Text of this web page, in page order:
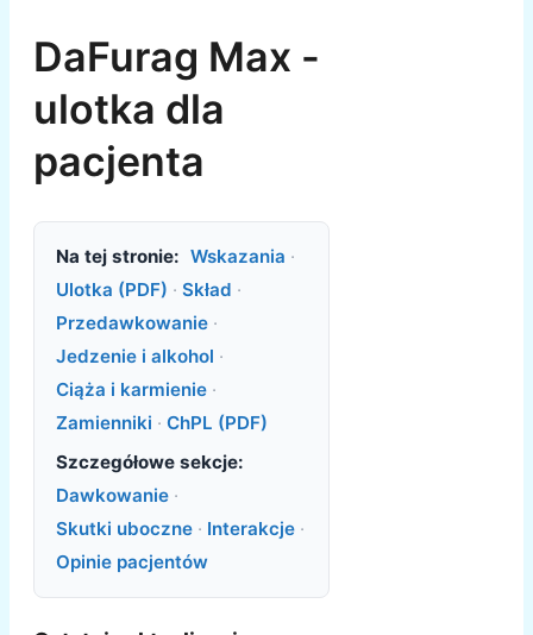
DaFurag Max -
ulotka dla
pacjenta
Na tej stronie: Wskazania ·
Ulotka (PDF) · Skład ·
Przedawkowanie ·
Jedzenie i alkohol ·
Ciąża i karmienie ·
Zamienniki · ChPL (PDF)
Szczegółowe sekcje:
Dawkowanie ·
Skutki uboczne · Interakcje ·
Opinie pacjentów